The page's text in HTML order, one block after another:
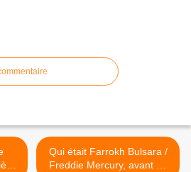
Qui était Farrokh Bulsara /
Freddie Mercury, avant de